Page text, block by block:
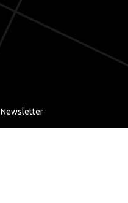
Newsletter